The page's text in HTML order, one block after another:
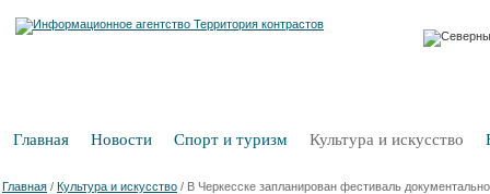
Главная Новости Спорт и туризм Культура и искусство
Главная / Культура и искусство / В Черкесске запланирован фестиваль